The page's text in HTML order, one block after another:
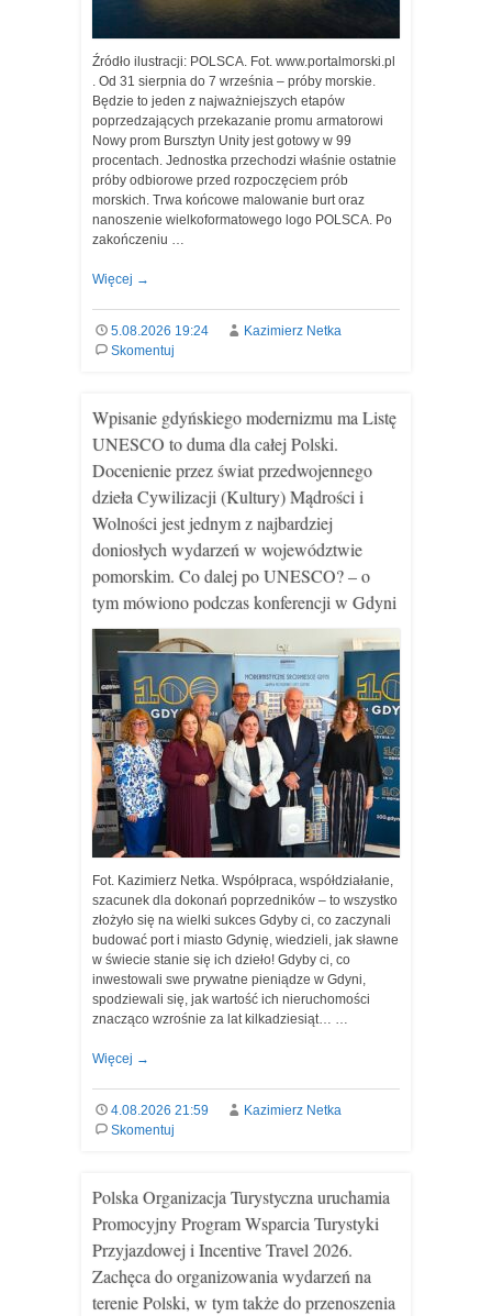
Źródło ilustracji: POLSCA. Fot. www.portalmorski.pl
. Od 31 sierpnia do 7 września – próby morskie.
Będzie to jeden z najważniejszych etapów
poprzedzających przekazanie promu armatorowi
Nowy prom Bursztyn Unity jest gotowy w 99
procentach. Jednostka przechodzi właśnie ostatnie
próby odbiorowe przed rozpoczęciem prób
morskich. Trwa końcowe malowanie burt oraz
nanoszenie wielkoformatowego logo POLSCA. Po
zakończeniu …
Więcej →
5.08.2026 19:24
Kazimierz Netka
Skomentuj
Wpisanie gdyńskiego modernizmu ma Listę
UNESCO to duma dla całej Polski.
Docenienie przez świat przedwojennego
dzieła Cywilizacji (Kultury) Mądrości i
Wolności jest jednym z najbardziej
doniosłych wydarzeń w województwie
pomorskim. Co dalej po UNESCO? – o
tym mówiono podczas konferencji w Gdyni
Fot. Kazimierz Netka. Współpraca, współdziałanie,
szacunek dla dokonań poprzedników – to wszystko
złożyło się na wielki sukces Gdyby ci, co zaczynali
budować port i miasto Gdynię, wiedzieli, jak sławne
w świecie stanie się ich dzieło! Gdyby ci, co
inwestowali swe prywatne pieniądze w Gdyni,
spodziewali się, jak wartość ich nieruchomości
znacząco wzrośnie za lat kilkadziesiąt… …
Więcej →
4.08.2026 21:59
Kazimierz Netka
Skomentuj
Polska Organizacja Turystyczna uruchamia
Promocyjny Program Wsparcia Turystyki
Przyjazdowej i Incentive Travel 2026.
Zachęca do organizowania wydarzeń na
terenie Polski, w tym także do przenoszenia